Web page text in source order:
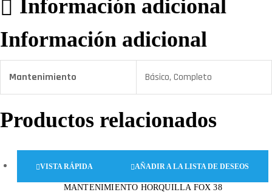
Información adicional
Información adicional
Mantenimiento Básico, Completo
Productos relacionados
VISTA RÁPIDA AÑADIR A LA LISTA DE DESEOS
Este
MANTENIMIENTO HORQUILLA FOX 38